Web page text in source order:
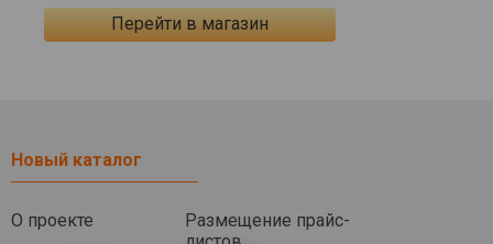
Перейти в магазин
Новый каталог
О проекте
Размещение прайс-